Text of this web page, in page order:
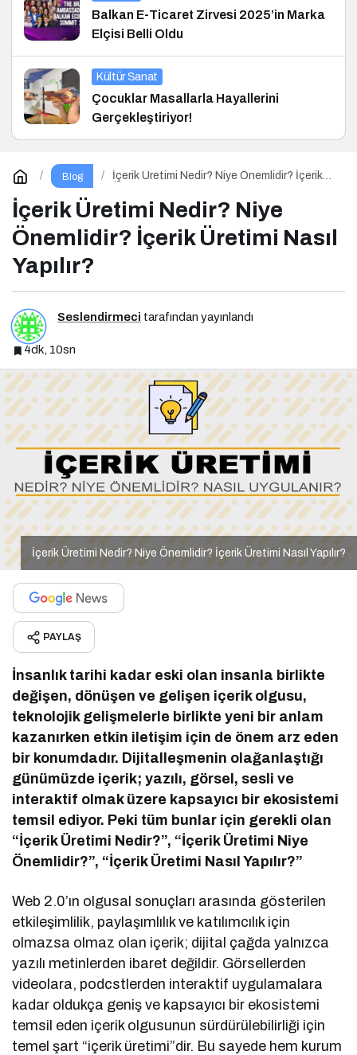
Balkan E-Ticaret Zirvesi 2025’in Marka
Elçisi Belli Oldu
Kültür Sanat
Çocuklar Masallarla Hayallerini
Gerçekleştiriyor!
Blog
İçerik Üretimi Nedir? Niye Önemlidir? İçerik
İçerik Üretimi Nedir? Niye
Önemlidir? İçerik Üretimi Nasıl
Yapılır?
Seslendirmeci tarafından yayınlandı
4dk, 10sn
İçerik Üretimi Nedir? Niye Önemlidir? İçerik Üretimi Nasıl Yapılır?
PAYLAŞ
İnsanlık tarihi kadar eski olan insanla birlikte
değişen, dönüşen ve gelişen içerik olgusu,
teknolojik gelişmelerle birlikte yeni bir anlam
kazanırken etkin iletişim için de önem arz eden
bir konumdadır. Dijitalleşmenin olağanlaştığı
günümüzde içerik; yazılı, görsel, sesli ve
interaktif olmak üzere kapsayıcı bir ekosistemi
temsil ediyor. Peki tüm bunlar için gerekli olan
“İçerik Üretimi Nedir?”, “İçerik Üretimi Niye
Önemlidir?”, “İçerik Üretimi Nasıl Yapılır?”
Web 2.0’ın olgusal sonuçları arasında gösterilen
etkileşimlilik, paylaşımlılık ve katılımcılık için
olmazsa olmaz olan içerik; dijital çağda yalnızca
yazılı metinlerden ibaret değildir. Görsellerden
videolara, podcstlerden interaktif uygulamalara
kadar oldukça geniş ve kapsayıcı bir ekosistemi
temsil eden içerik olgusunun sürdürülebilirliği için
temel şart “içerik üretimi”dir. Bu sayede hem kurum